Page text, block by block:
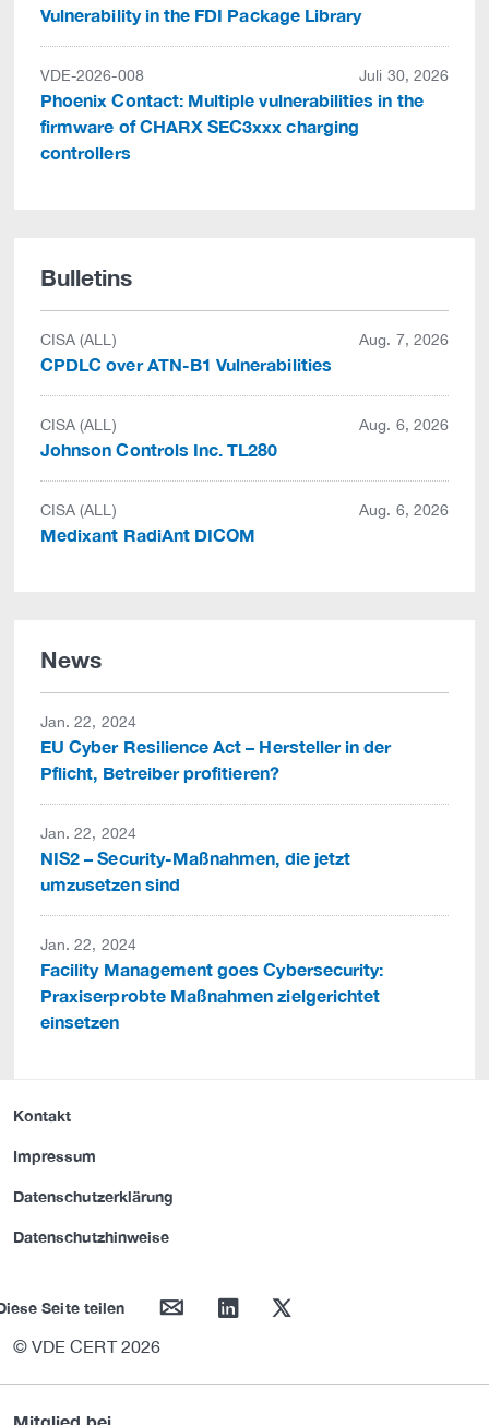
Vulnerability in the FDI Package Library
VDE-2026-008 Juli 30, 2026
Phoenix Contact: Multiple vulnerabilities in the
firmware of CHARX SEC3xxx charging
controllers
Bulletins
CISA (ALL) Aug. 7, 2026
CPDLC over ATN-B1 Vulnerabilities
CISA (ALL) Aug. 6, 2026
Johnson Controls Inc. TL280
CISA (ALL) Aug. 6, 2026
Medixant RadiAnt DICOM
News
Jan. 22, 2024
EU Cyber Resilience Act – Hersteller in der
Pflicht, Betreiber profitieren?
Jan. 22, 2024
NIS2 – Security-Maßnahmen, die jetzt
umzusetzen sind
Jan. 22, 2024
Facility Management goes Cybersecurity:
Praxiserprobte Maßnahmen zielgerichtet
einsetzen
Kontakt
Impressum
Datenschutzerklärung
Datenschutzhinweise
Seite teilen mail linkedin twitter
© VDE CERT 2026